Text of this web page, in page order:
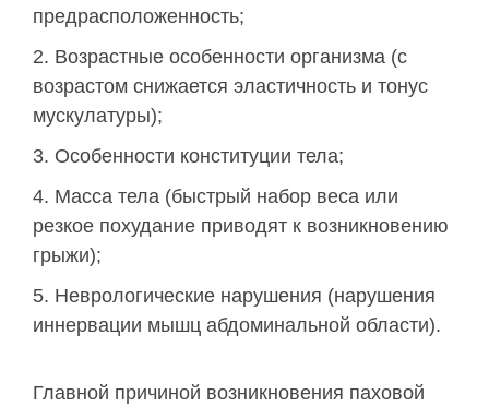
предрасположенность;
Возрастные особенности организма (с
возрастом снижается эластичность и тонус
мускулатуры);
Особенности конституции тела;
Масса тела (быстрый набор веса или
резкое похудание приводят к возникновению
грыжи);
Неврологические нарушения (нарушения
иннервации мышц абдоминальной области).
Главной причиной возникновения паховой